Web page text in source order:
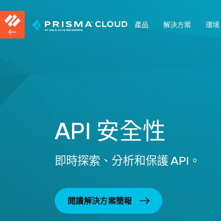
產品 解決方案 環境
API 安全性
即時探索、分析和保護 API。
閱讀解決方案簡報